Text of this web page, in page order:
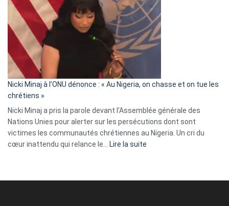
exulte
« Zemmour
a
tout
parle
ses
tripes »
Nicki Minaj à l’ONU dénonce : « Au Nigeria, on chasse et on tue les
chrétiens »
Nicki Minaj a pris la parole devant l’Assemblée générale des
Nations Unies pour alerter sur les persécutions dont sont
victimes les communautés chrétiennes au Nigeria. Un cri du
cœur inattendu qui relance le…
Lire la suite